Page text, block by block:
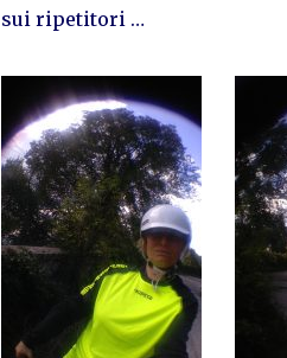
sui ripetitori …